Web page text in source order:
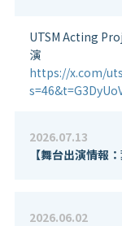
UTSM Acting
演
https://x.com/
2026.07.13
【舞台出演情報
2026.06.02